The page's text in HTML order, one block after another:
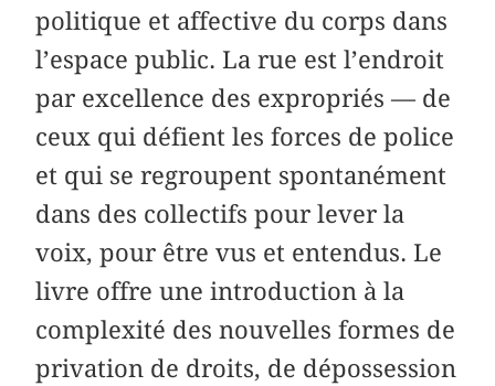
politique et affective du corps dans
l’espace public. La rue est l’endroit
par excellence des expropriés — de
ceux qui défient les forces de police
et qui se regroupent spontanément
dans des collectifs pour lever la
voix, pour être vus et entendus. Le
livre offre une introduction à la
complexité des nouvelles formes de
privation de droits, de dépossession